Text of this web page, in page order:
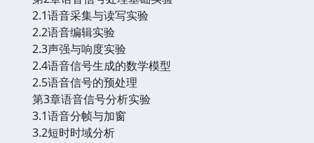
2.1语音采集与读写实验
2.2语音编辑实验
2.3声强与响度实验
2.4语音信号生成的数学模型
2.5语音信号的预处理
第3章语音信号分析实验
3.1语音分帧与加窗
3.2短时时域分析